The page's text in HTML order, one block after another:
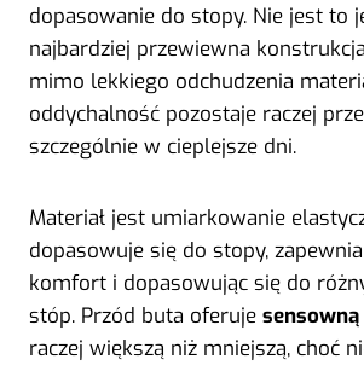
dopasowanie do stopy. Nie jest to
najbardziej przewiewna
mimo lekkiego odchudzenia
oddychalność pozostaje raczej
szczególnie w cieplejsze dni.
Materiał jest umiarkowanie
dopasowuje się do stopy,
komfort i dopasowując się do
stóp. Przód buta oferuje
raczej większą niż mniejszą, choć